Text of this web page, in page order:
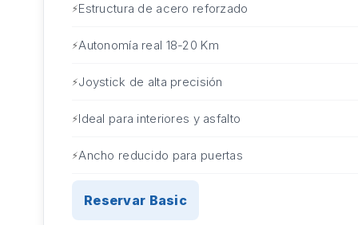
Estructura de acero reforzado
Autonomía real 18-20 Km
Joystick de alta precisión
Ideal para interiores y asfalto
Ancho reducido para puertas
Reservar Basic